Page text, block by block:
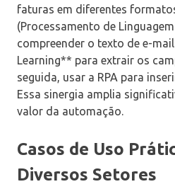
faturas em diferentes
(Processamento de
compreender o texto de e-
Learning** para extrair os
seguida, usar a RPA para
Essa sinergia amplia
valor da automação.
Casos de Uso
Diversos Setores